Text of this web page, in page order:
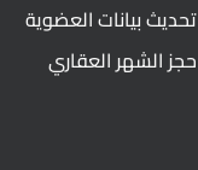
تحديث بيانات العضوية
حجز الشهر العقاري